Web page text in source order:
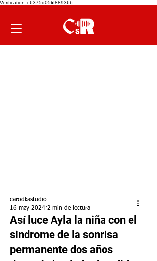
Verification: c6375d05bf88936b
Así luce Ayla la niña con el
sindrome de la sonrisa
permanente dos años
carodkastudio
16 may 2024 2 min de lectura